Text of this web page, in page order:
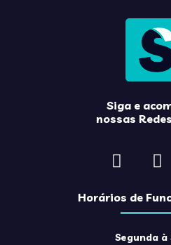
Siga e
nossas
Horários de
Segunda à